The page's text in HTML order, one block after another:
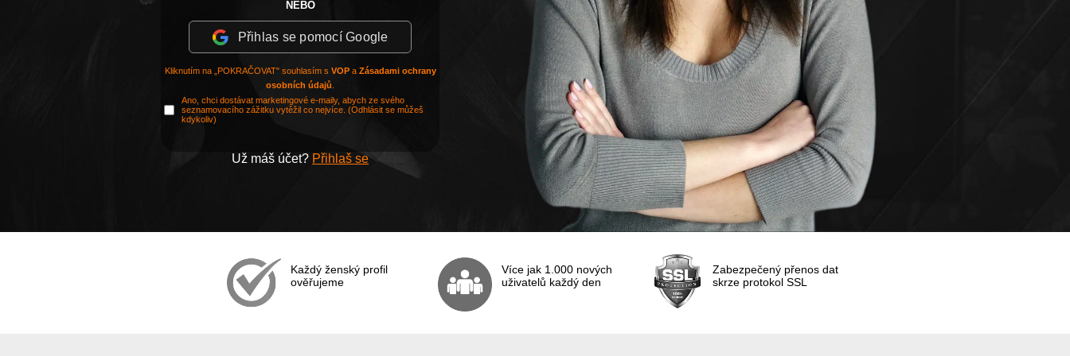
NEBO
Přihlas se pomocí Google
Kliknutím na „POKRAČOVAT" souhlasím s VOPa Zásadami ochrany
osobních údajů
Ano, chci dostávat marketingové e-maily, abych ze svého
seznamovacího zážitku vytěžil co nejvíce. (Odhlásit se můžeš
kdykoliv)
Už máš účet? Přihlaš se
Každý ženský profil
ověřujeme
Více jak 1.000 nových
uživatelů každý den
Zabezpečený přenos dat
skrze protokol SSL